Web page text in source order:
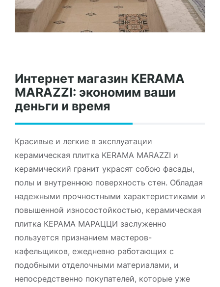
Интернет магазин KERAMA
MARAZZI: экономим ваши
деньги и время
Красивые и легкие в эксплуатации
керамическая плитка KERAMA MARAZZI и
керамический гранит украсят собою фасады,
полы и внутреннюю поверхность стен. Обладая
надежными прочностными характеристиками и
повышенной износостойкостью, керамическая
плитка КЕРАМА МАРАЦЦИ заслуженно
пользуется признанием мастеров-
кафельщиков, ежедневно работающих с
подобными отделочными материалами, и
непосредственно покупателей, которые уже